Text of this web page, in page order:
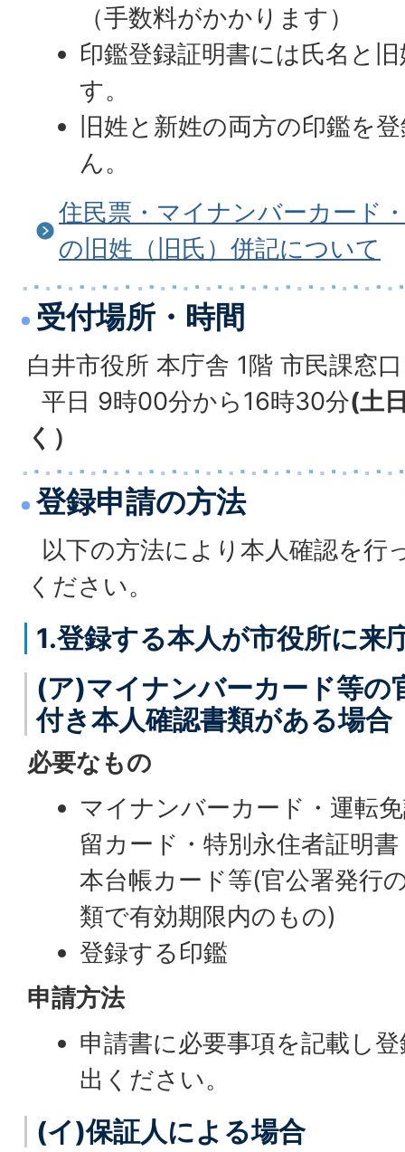
（手数料がかかります）
印鑑登録証明書には氏名と
す。
旧姓と新姓の両方の印鑑を
ん。
住民票・マイナンバーカード
の旧姓（旧氏）併記について
受付場所・時間
白井市役所 本庁舎 1階 市民課窓口
平日 9時00分から16時30分(土
く）
登録申請の方法
以下の方法により本人確認を行
ください。
1.登録する本人が市役所に来
(ア)マイナンバーカード等の
付き本人確認書類がある場合
必要なもの
マイナンバーカード・運転
留カード・特別永住者証明
本台帳カード等(官公署発行
類で有効期限内のもの)
登録する印鑑
申請方法
申請書に必要事項を記載し
出ください。
(イ)保証人による場合